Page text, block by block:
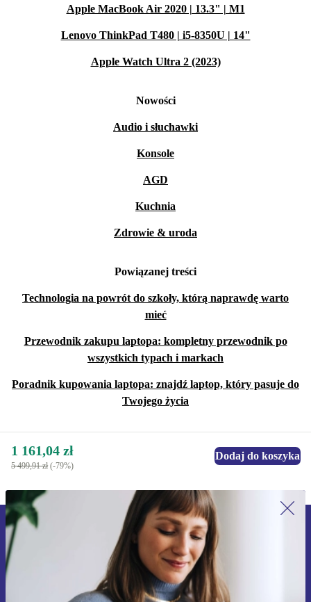
Apple MacBook Air 2020 | 13.3" | M1
Lenovo ThinkPad T480 | i5-8350U | 14"
Apple Watch Ultra 2 (2023)
Nowości
Audio i słuchawki
Konsole
AGD
Kuchnia
Zdrowie & uroda
Powiązanej treści
Technologia na powrót do szkoły, którą naprawdę warto
mieć
Przewodnik zakupu laptopa: kompletny przewodnik po
wszystkich typach i markach
Poradnik kupowania laptopa: znajdź laptop, który pasuje do
Twojego życia
1 161,04 zł
5 499,91 zł (-79%)
Dodaj do koszyka
Zapisz się na nasz newsletter!
Nie przegap żadnej oferty.